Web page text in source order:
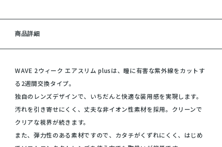
商品詳細
WAVE 2ウィーク エアスリム plusは、瞳に有害な紫外線をカットす
る2週間交換タイプ。
独自のレンズデザインで、いちだんと快適な装用感を実現します。
汚れを引き寄せにくく、丈夫な非イオン性素材を採用。クリーンで
クリアな視界が続きます。
また、弾力性のある素材ですので、カタチがくずれにくく、はじめ